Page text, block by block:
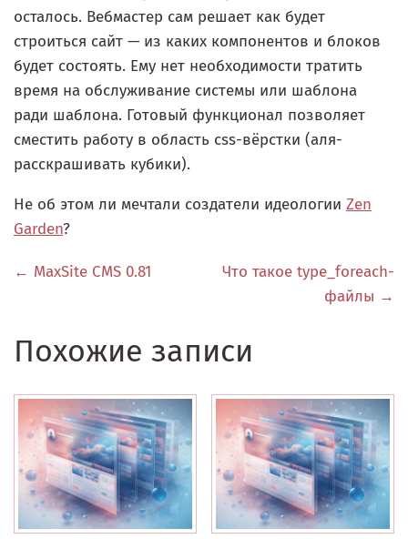
осталось. Вебмастер сам решает как будет
строиться сайт — из каких компонентов и блоков
будет состоять. Ему нет необходимости тратить
время на обслуживание системы или шаблона
ради шаблона. Готовый функционал позволяет
сместить работу в область css-вёрстки (аля-
расскрашивать кубики).
Не об этом ли мечтали создатели идеологии Zen
Garden?
← MaxSite CMS 0.81
Что такое type_foreach-
файлы →
Похожие записи